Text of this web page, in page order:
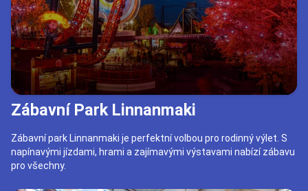
Zábavní Park Linnanmaki
Zábavní park Linnanmaki je perfektní volbou pro rodinný výlet. S
napínavými jízdami, hrami a zajímavými výstavami nabízí zábavu
pro všechny.